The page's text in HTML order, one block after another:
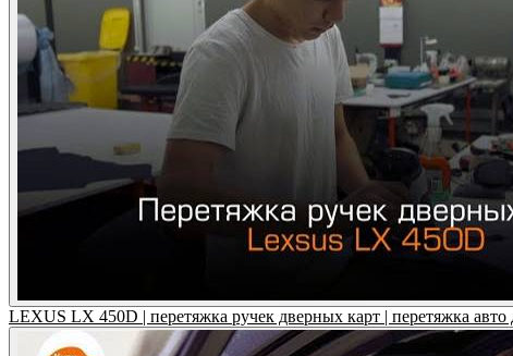
LEXUS LX 450D | перетяжка ручек дверных карт | перетяжка авто